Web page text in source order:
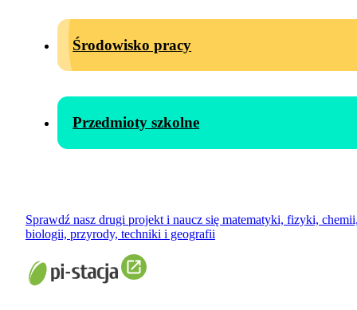
Środowisko pracy
Przedmioty szkolne
Sprawdź nasz drugi projekt i naucz się matematyki, fizyki,
biologii, przyrody, techniki i geografii